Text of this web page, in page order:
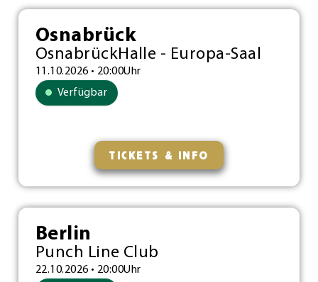
Osnabrück
OsnabrückHalle - Europa-Saal
11.10.2026 • 20:00Uhr
Verfügbar
TICKETS & INFO
Berlin
Punch Line Club
22.10.2026 • 20:00Uhr